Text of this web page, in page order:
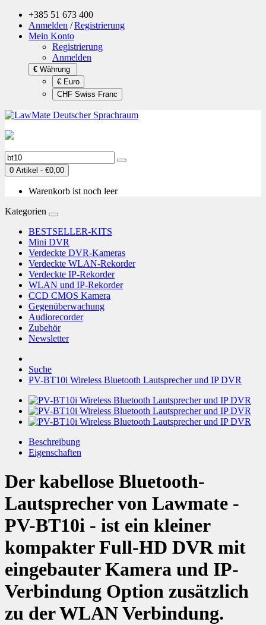
+385 51 673 400
Anmelden /Registrierung
Mein Konto
Registrierung
Anmelden
€ Währung
€ Euro
CHF Swiss Franc
0 Artikel - €0,00
Warenkorb ist noch leer
Kategorien
BESTSELLER-KITS
Mini DVR
Verdeckte DVR-Kameras
Verdeckte WLAN-Rekorder
Verdeckte IP-Rekorder
WLAN und IP-Rekorder
CCD CMOS Kamera
Gegenüberwachung
Audiorecorder
Zubehör
Newsletter
Suche
PV-BT10i Wireless Bluetooth Lautsprecher und IP DVR
Beschreibung
Eigenschaften
Der kabellose Bluetooth-
Lautsprecher von Lawmate -
PV-BT10i - ist ein kleiner
kompakter Full-HD DVR mit
eingebauter Kamera und IP-
Verbindung Option zusätzlich
zu der WLAN Verbindung.